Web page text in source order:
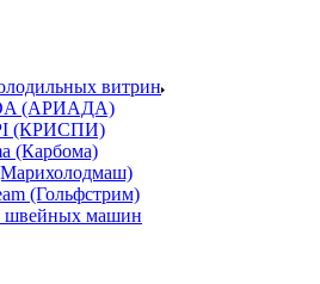
витрин
(АРИАДА)
(КРИСПИ)
(Карбома)
(Гольфстрим)
швейных машин